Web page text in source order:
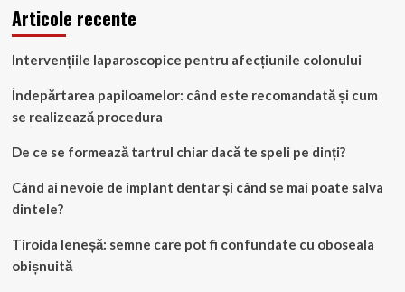
Articole recente
Intervențiile laparoscopice pentru afecțiunile colonului
Îndepărtarea papiloamelor: când este recomandată și cum
se realizează procedura
De ce se formează tartrul chiar dacă te speli pe dinți?
Când ai nevoie de implant dentar și când se mai poate salva
dintele?
Tiroida leneșă: semne care pot fi confundate cu oboseala
obișnuită